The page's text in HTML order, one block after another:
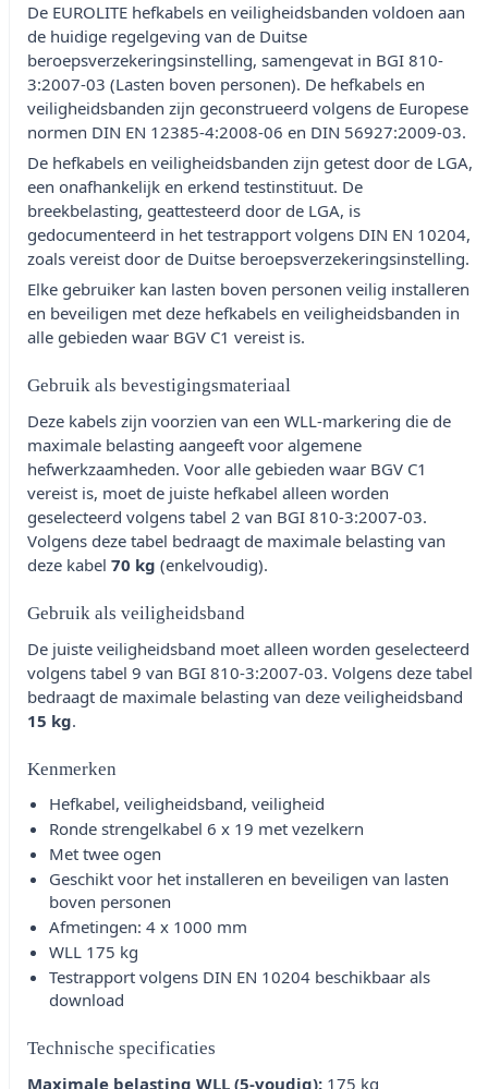
De EUROLITE hefkabels en veiligheidsbanden voldoen aan
de huidige regelgeving van de Duitse
beroepsverzekeringsinstelling, samengevat in BGI 810-
3:2007-03 (Lasten boven personen). De hefkabels en
veiligheidsbanden zijn geconstrueerd volgens de Europese
normen DIN EN 12385-4:2008-06 en DIN 56927:2009-03.
De hefkabels en veiligheidsbanden zijn getest door de LGA,
een onafhankelijk en erkend testinstituut. De
breekbelasting, geattesteerd door de LGA, is
gedocumenteerd in het testrapport volgens DIN EN 10204,
zoals vereist door de Duitse beroepsverzekeringsinstelling.
Elke gebruiker kan lasten boven personen veilig installeren
en beveiligen met deze hefkabels en veiligheidsbanden in
alle gebieden waar BGV C1 vereist is.
Gebruik als bevestigingsmateriaal
Deze kabels zijn voorzien van een WLL-markering die de
maximale belasting aangeeft voor algemene
hefwerkzaamheden. Voor alle gebieden waar BGV C1
vereist is, moet de juiste hefkabel alleen worden
geselecteerd volgens tabel 2 van BGI 810-3:2007-03.
Volgens deze tabel bedraagt de maximale belasting van
deze kabel 70 kg (enkelvoudig).
Gebruik als veiligheidsband
De juiste veiligheidsband moet alleen worden geselecteerd
volgens tabel 9 van BGI 810-3:2007-03. Volgens deze tabel
bedraagt de maximale belasting van deze veiligheidsband
15 kg.
Kenmerken
Hefkabel, veiligheidsband, veiligheid
Ronde strengelkabel 6 x 19 met vezelkern
Met twee ogen
Geschikt voor het installeren en beveiligen van lasten
boven personen
Afmetingen: 4 x 1000 mm
WLL 175 kg
Testrapport volgens DIN EN 10204 beschikbaar als
download
Technische specificaties
Maximale belasting WLL (5-voudig): 175 kg